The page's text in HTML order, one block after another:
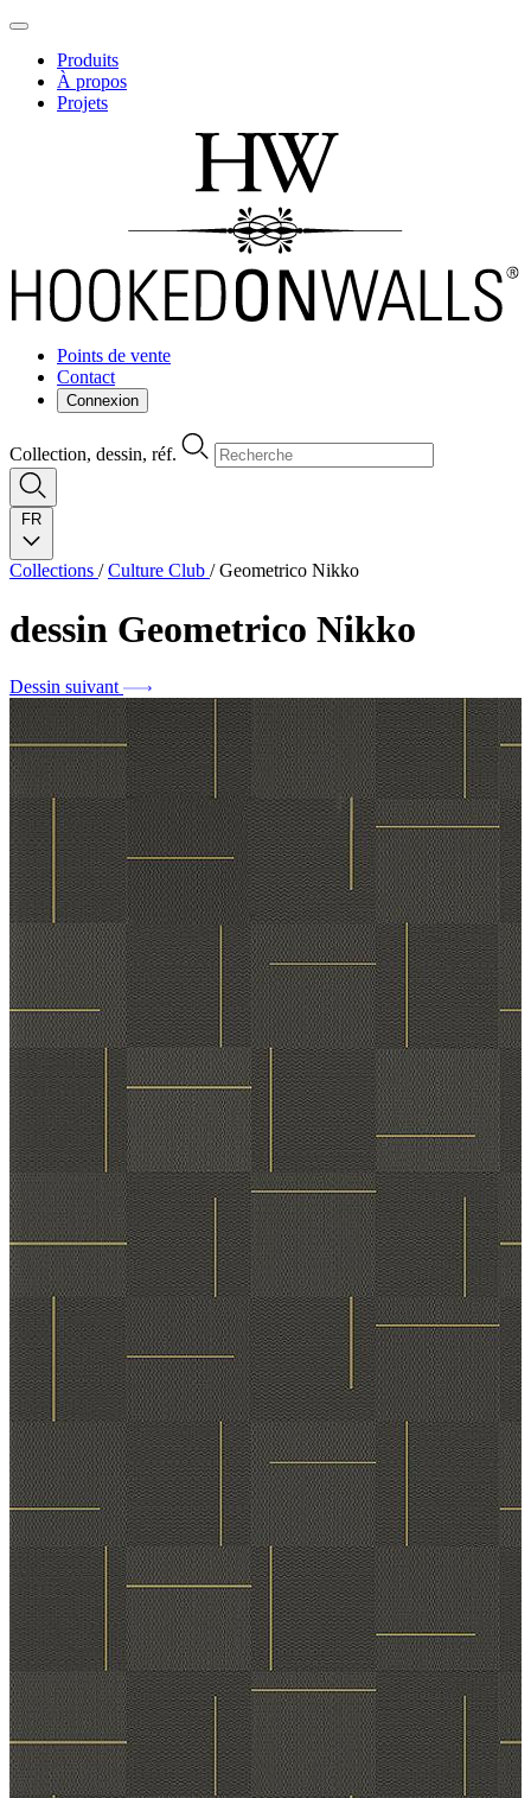
Produits
À propos
Projets
Points de vente
Contact
Connexion
Collection, dessin, réf.
FR
Collections / Culture Club / Geometrico Nikko
dessin Geometrico Nikko
Dessin suivant